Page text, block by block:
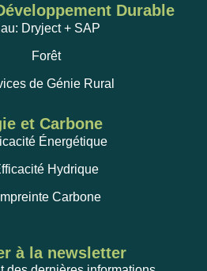
Durable
Dryject + SAP
Forêt
de Génie Rural
et Carbone
Énergétique
Hydrique
Carbone
à la newsletter